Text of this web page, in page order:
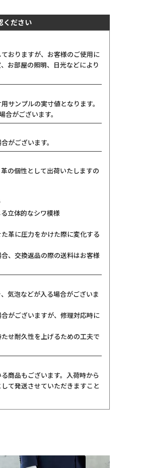
ください
おりますが、お客様のご使用に
お部屋の照明、日光などにより
サンプルの実寸値となります。
がございます。
がございます。
の個性として出荷いたしますの
立体的なシワ模様
革に圧力をかけた際に変化する
、交換返品の際の送料はお客様
気泡などが入る場合がございま
がございますが、修理対応時に
せ耐久性を上げるための工夫で
商品もございます。入荷時から
て発送させていただきますこと